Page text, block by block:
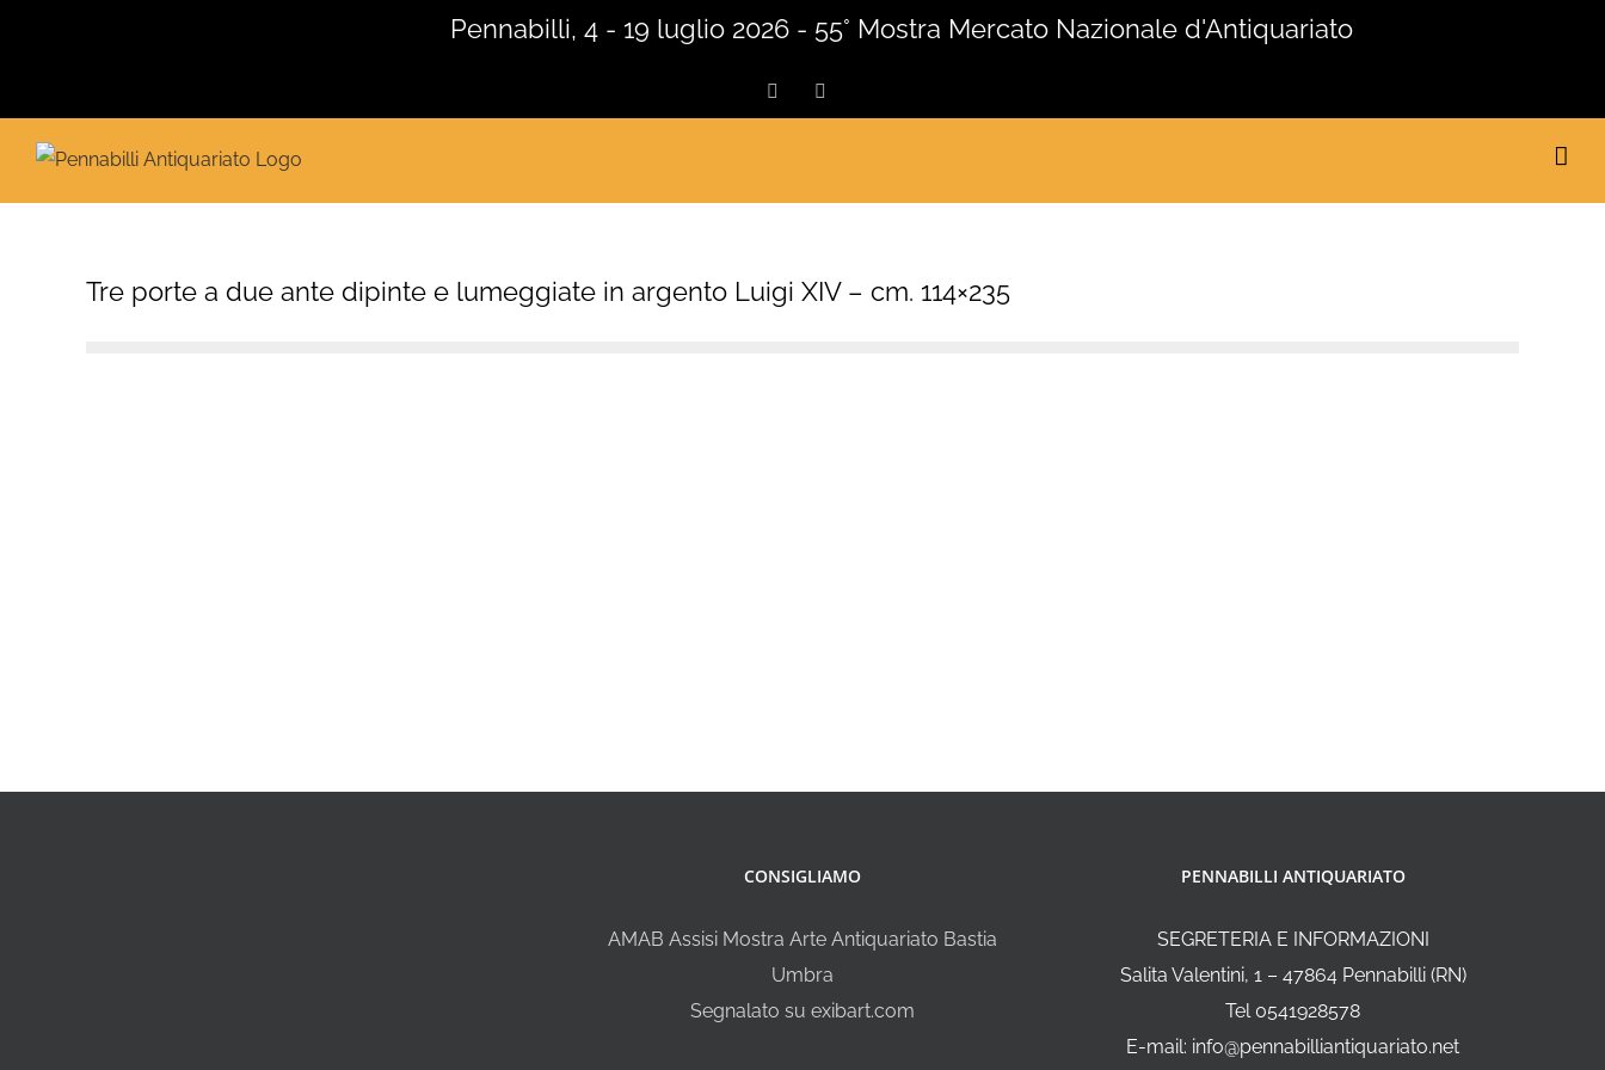
Pennabilli, 4 - 19 luglio 2026 - 55° Mostra Mercato Nazionale d'Antiquariato
Facebook
Tre porte a due ante dipinte e lumeggiate in argento Luigi XIV – cm. 114×235
CONSIGLIAMO
AMAB Assisi Mostra Arte Antiquariato Bastia
Umbra
Segnalato su exibart.com
PENNABILLI ANTIQUARIATO
SEGRETERIA E INFORMAZIONI
Salita Valentini, 1 – 47864 Pennabilli (RN)
Tel 0541928578
E-mail: info@pennabilliantiquariato.net